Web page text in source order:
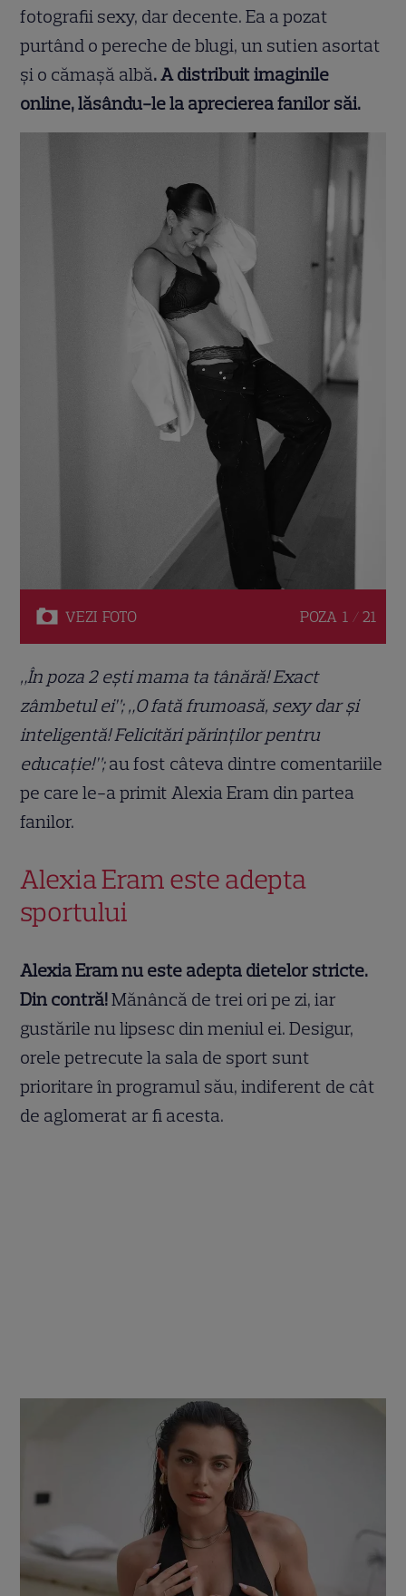
fotografii sexy, dar decente. Ea a pozat
purtând o pereche de blugi, un sutien asortat
și o cămașă albă. A distribuit imaginile
online, lăsându-le la aprecierea fanilor săi.
VEZI FOTO POZA 1 / 21
„În poza 2 ești mama ta tânără! Exact
zâmbetul ei”;„O fată frumoasă, sexy dar și
inteligentă! Felicitări părinților pentru
educație!”;au fost câteva dintre comentariile
pe care le-a primit Alexia Eram din partea
fanilor.
Alexia Eram este adepta
sportului
Alexia Eram nu este adepta dietelor stricte.
Din contră!Mănâncă de trei ori pe zi, iar
gustările nu lipsesc din meniul ei. Desigur,
orele petrecute la sala de sport sunt
prioritare în programul său, indiferent de cât
de aglomerat ar fi acesta.